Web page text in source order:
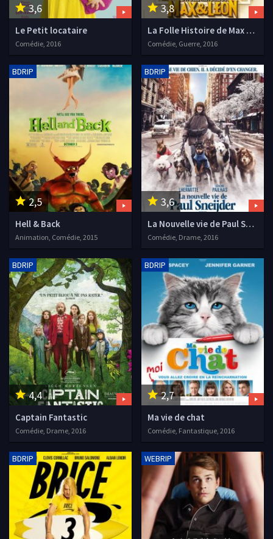
3,6
Le Petit locataire
Comédie, 2016
3,8
La Folle Histoire de Max et Léon
Comédie, Guerre, 2016
2,5
BDRIP
Hell & Back
Animation, Comédie, 2015
3,6
BDRIP
La Nouvelle vie de Paul Sneijder
Comédie, Drame, 2016
4,4
BDRIP
Captain Fantastic
Comédie, Drame, 2016
2,7
BDRIP
Ma vie de chat
Comédie, Fantastique, 2016
BDRIP WEBRIP